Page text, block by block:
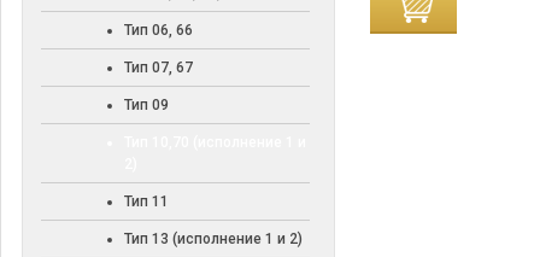
Тип 06, 66
Тип 07, 67
Тип 09
Тип 11
Тип 13 (исполнение 1 и 2)